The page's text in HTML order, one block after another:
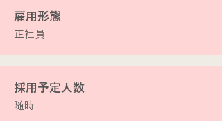
​雇用形態
正社員
​採用予定人数
​随時